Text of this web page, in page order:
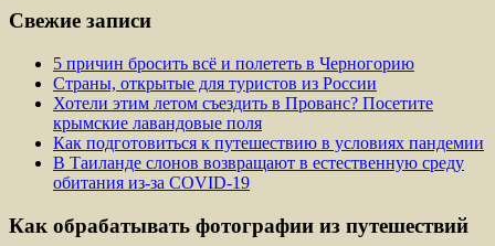
Свежие записи
5 причин бросить всё и полететь в Черногорию
Страны, открытые для туристов из России
Хотели этим летом съездить в Прованс? Посетите
крымские лавандовые поля
Как подготовиться к путешествию в условиях пандемии
В Таиланде слонов возвращают в естественную среду
обитания из-за COVID-19
Как обрабатывать фотографии из путешествий